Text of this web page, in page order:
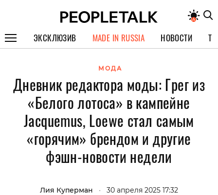
ЭКСКЛЮЗИВ
ИНТЕРВЬЮ
ПОКОЛЕНИЕ
MADE IN RUSSIA НОВОСТИ
МОДА
Дневник редактора моды: Грег из
«Белого лотоса» в кампейне
Jacquemus, Loewe стал самым
«горячим» брендом и другие
фэшн-новости недели
Лия Куперман • 30 апреля 2025 17:32